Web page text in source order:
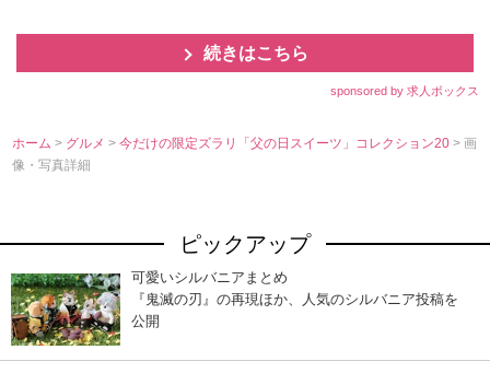
続きはこちら
sponsored by 求人ボックス
ホーム > グルメ>今だけの限定ズラリ「父の日スイーツ」コレクション20> 画
像・写真詳細
ピックアップ
可愛いシルバニアまとめ
『鬼滅の刃』の再現ほか、人気のシルバニア投稿を
公開